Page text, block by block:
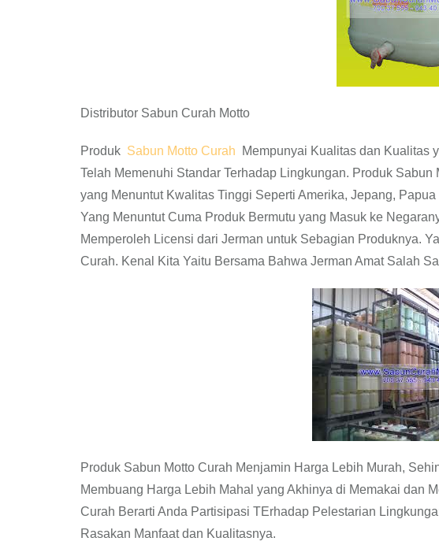
Distributor Sabun Curah Motto
Produk Sabun Motto Curah
Mempunyai Kualitas dan Kualitas
Telah Memenuhi Standar Terhadap Lingkungan. Produk
yang Menuntut Kwalitas Tinggi Seperti Amerika, Jepang,
Yang Menuntut Cuma Produk Bermutu yang Masuk ke
Memperoleh Licensi dari Jerman untuk Sebagian Produknya.
Curah. Kenal Kita Yaitu Bersama Bahwa Jerman Amat Salah
Produk Sabun Motto Curah Menjamin Harga Lebih Murah,
Membuang Harga Lebih Mahal yang Akhinya di Memakai dan
Curah Berarti Anda Partisipasi TErhadap Pelestarian
Rasakan Manfaat dan Kualitasnya.